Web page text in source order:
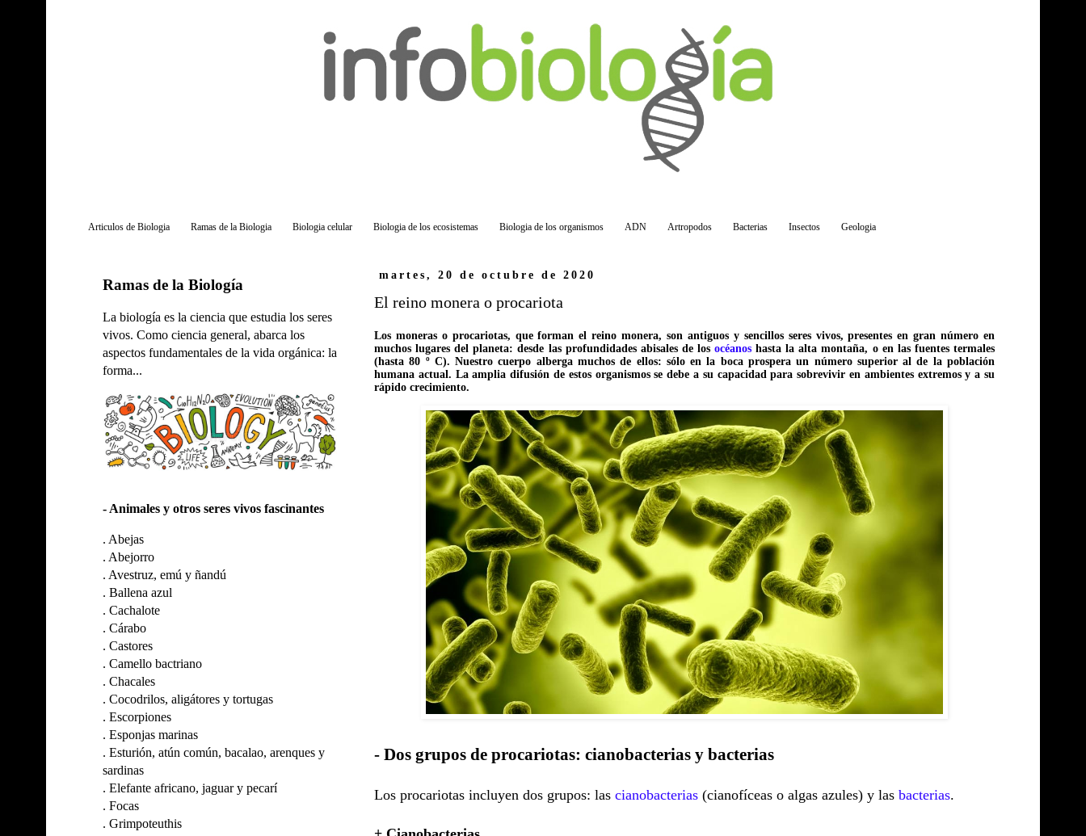
Articulos de Biologia Ramas de la Biologia Biologia celular Biologia de los ecosistemas Biologia de los organismos ADN Artropodos Bacterias Insectos Geologia
martes, 20 de octubre de 2020
El reino monera o procariota
Los moneraso procariotas, que forman elreino monera, son antiguos y sencillos seres vivos, presentes en gran número en
muchos lugares del planeta: desde las profundidades abisales de losocéanos hasta la alta montaña, o en las fuentes termales
(hasta 80 º C). Nuestro cuerpo alberga muchos de ellos: sólo en la boca prospera un número superior al de la población
humana actual. La amplia difusión de estos organismos se debe a su capacidad para sobrevivir en ambientes extremos y a su
rápido crecimiento.
- Dos grupos de procariotas: cianobacterias y bacterias
Los procariotas incluyen dos grupos: las cianobacterias (cianofíceas o algas azules) y las bacterias.
Ramas de la Biología
La biología es la ciencia que estudia los seres
vivos. Como ciencia general, abarca los
aspectos fundamentales de la vida orgánica: la
forma...
- Animales y otros seres vivos fascinantes
. Abejas
. Abejorro
. Avestruz, emú y ñandú
. Ballena azul
. Cachalote
. Cárabo
. Castores
. Camello bactriano
. Chacales
. Cocodrilos, aligátores y tortugas
. Escorpiones
. Esponjas marinas
. Esturión, atún común, bacalao, arenques y
sardinas
. Elefante africano, jaguar y pecarí
. Focas
. Grimpoteuthis